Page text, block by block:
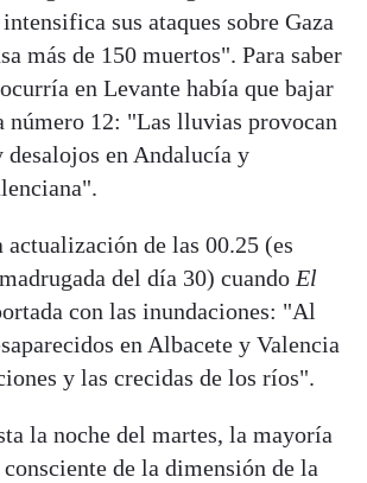
sus ataques sobre Gaza
más de 150 muertos". Para saber
en Levante había que bajar
número 12: "Las lluvias provocan
desalojos en Andalucía y
actualización de las 00.25 (es
del día 30) cuando El
con las inundaciones: "Al
en Albacete y Valencia
y las crecidas de los ríos".
la noche del martes, la mayoría
de la dimensión de la